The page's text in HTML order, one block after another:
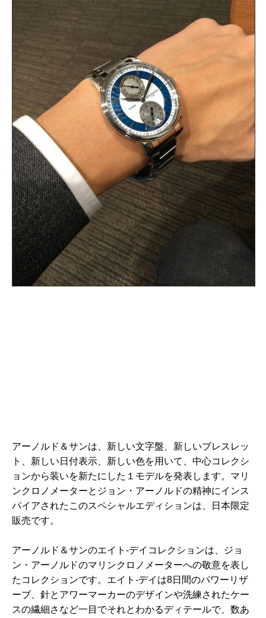
アーノルド＆サンは、新しい文字盤、新しいブレスレッ
ト、新しい日付表示、新しい色を用いて、中心コレクシ
ョンから装いを新たにした１モデルを発表します。マリ
ンクロノメーターとジョン・アーノルドの精神にインス
パイアされたこのスペシャルエディションは、日本限定
販売です。
アーノルド＆サンのエイト-デイコレクションは、ジョ
ン・アーノルドのマリンクロノメーターへの敬意を表し
たコレクションです。エイト-デイは8日間のパワーリザ
ーブ、針とアワーマーカーのデザインや洗練されたケー
スの繊細さなど一目でそれとわかるディテールで、数あ